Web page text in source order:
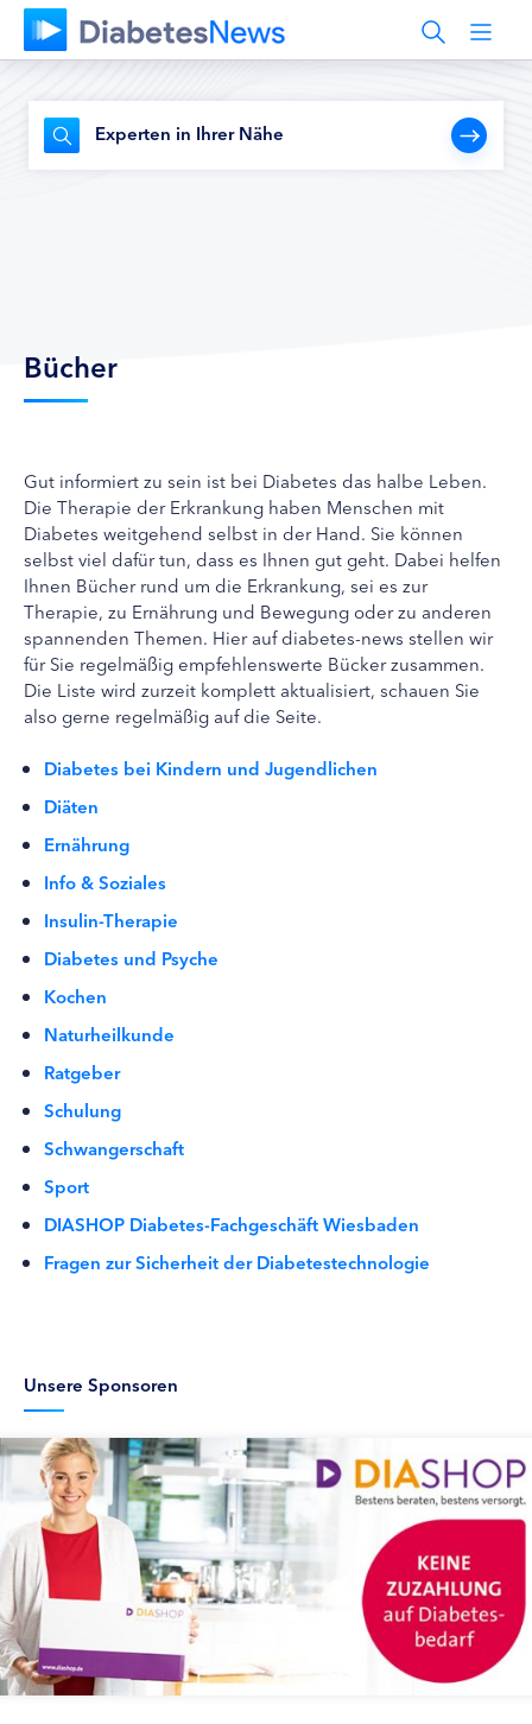
Experten in Ihrer Nähe
Bücher
Gut informiert zu sein ist bei Diabetes das halbe Leben.
Die Therapie der Erkrankung haben Menschen mit
Diabetes weitgehend selbst in der Hand. Sie können
selbst viel dafür tun, dass es Ihnen gut geht. Dabei helfen
Ihnen Bücher rund um die Erkrankung, sei es zur
Therapie, zu Ernährung und Bewegung oder zu anderen
spannenden Themen. Hier auf diabetes-news stellen wir
für Sie regelmäßig empfehlenswerte Bücker zusammen.
Die Liste wird zurzeit komplett aktualisiert, schauen Sie
also gerne regelmäßig auf die Seite.
Diabetes bei Kindern und Jugendlichen
Diäten
Ernährung
Info & Soziales
Insulin-Therapie
Diabetes und Psyche
Kochen
Naturheilkunde
Ratgeber
Schulung
Schwangerschaft
Sport
DIASHOP Diabetes-Fachgeschäft Wiesbaden
Fragen zur Sicherheit der Diabetestechnologie
Unsere Sponsoren